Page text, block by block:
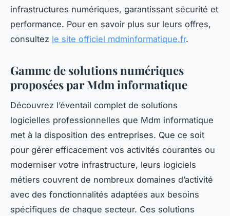
infrastructures numériques, garantissant sécurité et
performance. Pour en savoir plus sur leurs offres,
consultez le site officiel mdminformatique.fr.
Gamme de solutions numériques
proposées par Mdm informatique
Découvrez l’éventail complet de solutions
logicielles professionnelles que Mdm informatique
met à la disposition des entreprises. Que ce soit
pour gérer efficacement vos activités courantes ou
moderniser votre infrastructure, leurs logiciels
métiers couvrent de nombreux domaines d’activité
avec des fonctionnalités adaptées aux besoins
spécifiques de chaque secteur. Ces solutions